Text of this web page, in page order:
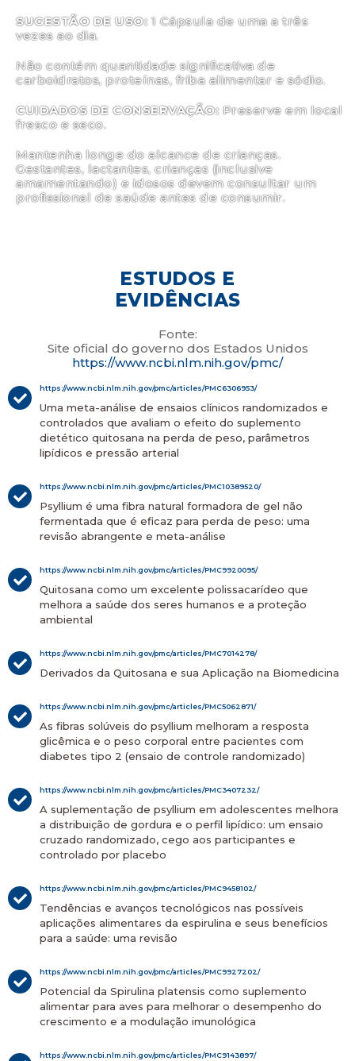
SUGESTÃO DE USO: 1 Cápsula de uma a três
vezes ao dia.
Não contém quantidade significativa de
carboidratos, proteínas, friba alimentar e sódio.
CUIDADOS DE CONSERVAÇÃO: Preserve em local
fresco e seco.
Mantenha longe do alcance de crianças.
Gestantes, lactantes, crianças (inclusive
amamentando) e idosos devem consultar um
profissional de saúde antes de consumir.
ESTUDOS E
EVIDÊNCIAS
Fonte:
Site oficial do governo dos Estados Unidos
https://www.ncbi.nlm.nih.gov/pmc/
https://www.ncbi.nlm.nih.gov/pmc/articles/PMC6306953/
Uma meta-análise de ensaios clínicos randomizados e
controlados que avaliam o efeito do suplemento
dietético quitosana na perda de peso, parâmetros
lipídicos e pressão arterial
https://www.ncbi.nlm.nih.gov/pmc/articles/PMC10389520/
Psyllium é uma fibra natural formadora de gel não
fermentada que é eficaz para perda de peso: uma
revisão abrangente e meta-análise
https://www.ncbi.nlm.nih.gov/pmc/articles/PMC9920095/
Quitosana como um excelente polissacarídeo que
melhora a saúde dos seres humanos e a proteção
ambiental
https://www.ncbi.nlm.nih.gov/pmc/articles/PMC7014278/
Derivados da Quitosana e sua Aplicação na Biomedicina
https://www.ncbi.nlm.nih.gov/pmc/articles/PMC5062871/
As fibras solúveis do psyllium melhoram a resposta
glicêmica e o peso corporal entre pacientes com
diabetes tipo 2 (ensaio de controle randomizado)
https://www.ncbi.nlm.nih.gov/pmc/articles/PMC3407232/
A suplementação de psyllium em adolescentes melhora
a distribuição de gordura e o perfil lipídico: um ensaio
cruzado randomizado, cego aos participantes e
controlado por placebo
https://www.ncbi.nlm.nih.gov/pmc/articles/PMC9458102/
Tendências e avanços tecnológicos nas possíveis
aplicações alimentares da espirulina e seus benefícios
para a saúde: uma revisão
https://www.ncbi.nlm.nih.gov/pmc/articles/PMC9927202/
Potencial da Spirulina platensis como suplemento
alimentar para aves para melhorar o desempenho do
crescimento e a modulação imunológica
https://www.ncbi.nlm.nih.gov/pmc/articles/PMC9143897/